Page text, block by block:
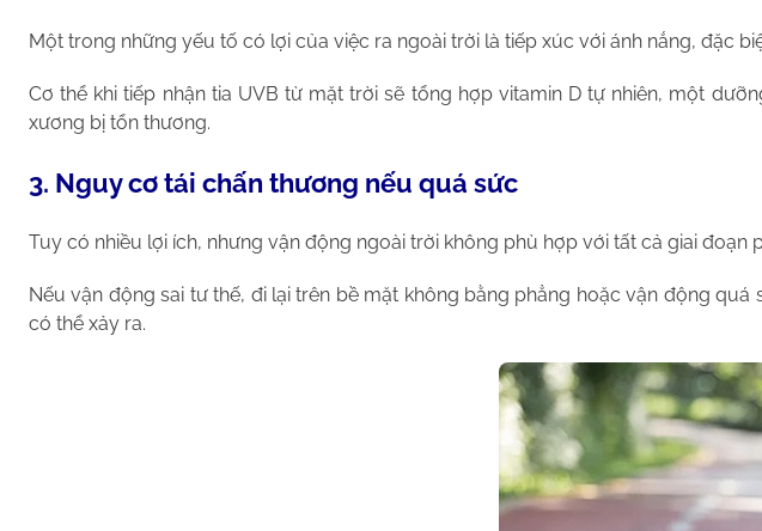
Một trong những yếu tố có lợi của việc ra ngoài trời là tiếp xúc với ánh nắng, đặc
Cơ thể khi tiếp nhận tia UVB từ mặt trời sẽ tổng hợp vitamin D tự nhiên, một
xương bị tổn thương.
3. Nguy cơ tái chấn thương nếu quá sức
Tuy có nhiều lợi ích, nhưng vận động ngoài trời không phù hợp với tất cả giai đoạn
Nếu vận động sai tư thế, đi lại trên bề mặt không bằng phẳng hoặc vận động
có thể xảy ra.